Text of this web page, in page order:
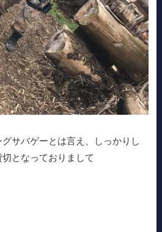
サバゲーとは言え、しっかりし
となっておりまして